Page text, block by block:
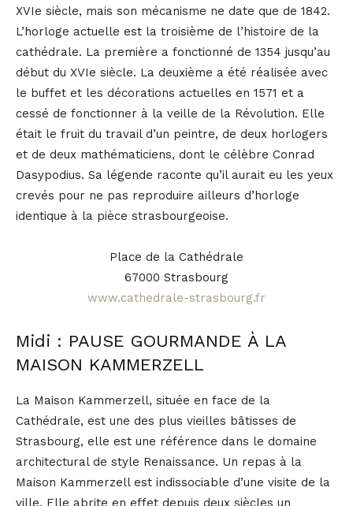
XVIe siècle, mais son mécanisme ne date que de 1842.
L’horloge actuelle est la troisième de l’histoire de la
cathédrale. La première a fonctionné de 1354 jusqu’au
début du XVIe siècle. La deuxième a été réalisée avec
le buffet et les décorations actuelles en 1571 et a
cessé de fonctionner à la veille de la Révolution. Elle
était le fruit du travail d’un peintre, de deux horlogers
et de deux mathématiciens, dont le célèbre Conrad
Dasypodius. Sa légende raconte qu’il aurait eu les yeux
crevés pour ne pas reproduire ailleurs d’horloge
identique à la pièce strasbourgeoise.
Place de la Cathédrale
67000 Strasbourg
www.cathedrale-strasbourg.fr
Midi : PAUSE GOURMANDE À LA
MAISON KAMMERZELL
La Maison Kammerzell, située en face de la
Cathédrale, est une des plus vieilles bâtisses de
Strasbourg, elle est une référence dans le domaine
architectural de style Renaissance. Un repas à la
Maison Kammerzell est indissociable d’une visite de la
ville. Elle abrite en effet depuis deux siècles un